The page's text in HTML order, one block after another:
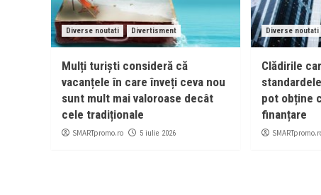
Diverse noutati Divertisment
Mulți turiști consideră că
vacanțele în care înveți ceva nou
sunt mult mai valoroase decât
cele tradiționale
SMARTpromo.ro 5 iulie 2026
Diverse noutati
Clădirile
pot obține
finanțare